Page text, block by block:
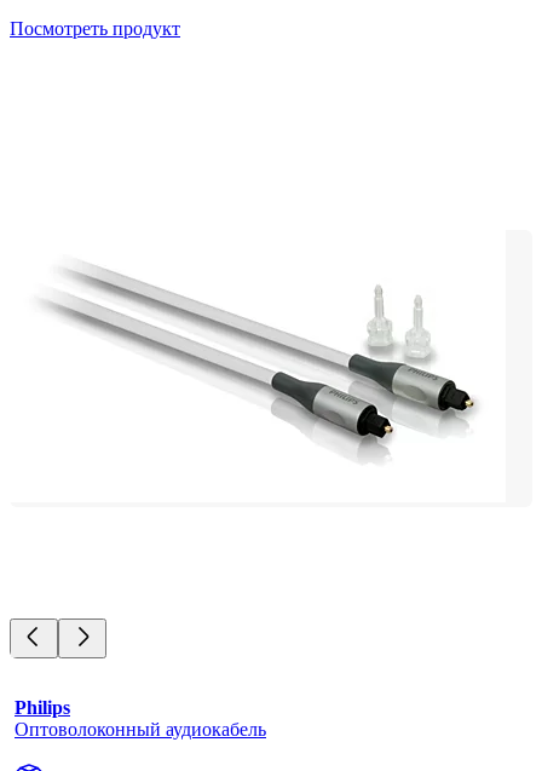
Посмотреть продукт
Philips
Оптоволоконный аудиокабель